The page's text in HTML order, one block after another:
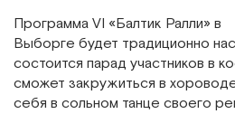
Программа VI «Балтик Ралли» в
Выборге будет традиционно
состоится парад участников в
сможет закружиться в
себя в сольном танце своего